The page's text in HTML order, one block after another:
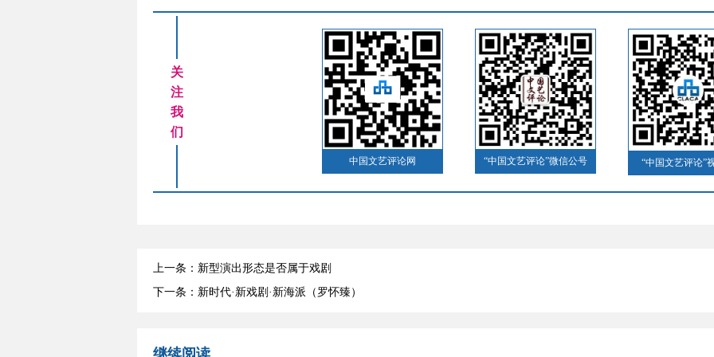
关
注
我
们
中国文艺评论网 “中国文艺评论”微信公号 “中国文艺评论”
上一条：新型演出形态是否属于戏剧
下一条：新时代·新戏剧·新海派（罗怀臻）
继续阅读